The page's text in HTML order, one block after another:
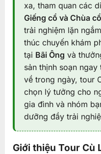
xa, tham quan các
Giếng cổ và Chùa cổ
trải nghiệm lặn
thúc chuyến khám
tại Bãi Ông và
sản thịnh soạn
về trong ngày, tour
chọn lý tưởng cho
gia đình và nhóm
dưỡng đầy trải
Giới thiệu Tour Cù